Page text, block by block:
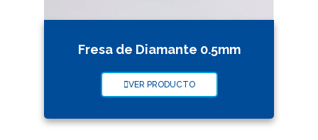
Fresa de Diamante 0.5mm
VER PRODUCTO